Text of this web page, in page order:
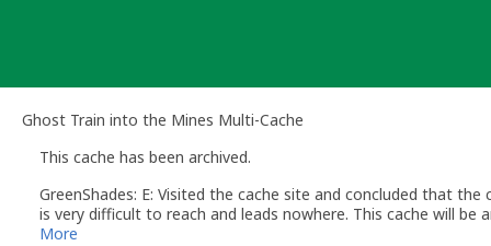
Ghost Train into the Mines Multi-Cache
This cache has been archived.
GreenShades: E: Visited the cache site and concluded that
is very difficult to reach and leads nowhere. This cache will be
P: Visitamos o lugar da cache e concluímos que o recipiente
More